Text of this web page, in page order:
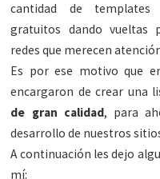
cantidad de templates
gratuitos dando vueltas
redes que merecen
Es por ese motivo que
encargaron de crear una
de gran calidad, para
desarrollo de nuestros
A continuación les dejo
mí: